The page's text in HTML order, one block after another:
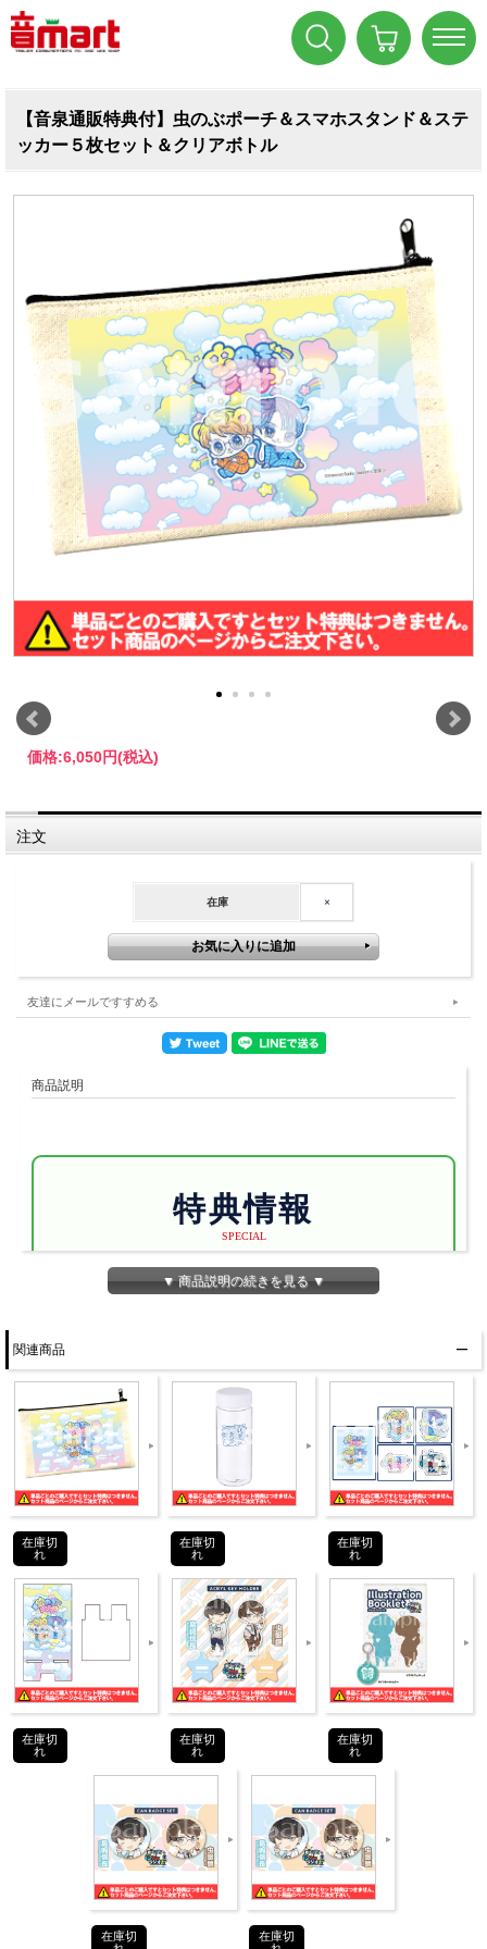
【音泉通販特典付】虫のぶポーチ＆スマホスタンド＆ステ
ッカー５枚セット＆クリアボトル
価格:6,050円(税込)
注文
在庫 ×
友達にメールですすめる
商品説明
特典情報
SPECIAL
【特典配布条件】
対象商品4点を同時
※一部缶バッジに
はパーソナリティ
お二人の直筆サイ
ンが入っておりま
す
・虫のぶラジオ
スマホスタンド
・虫のぶラジオ
ステッカー5枚セッ
ト
クリアボトル
商品紹介
INTRODUCTION
▼ 商品説明の続きを見る ▼
関連商品
在庫切
れ
在庫切
れ
在庫切
れ
在庫切
れ
在庫切
れ
在庫切
れ
在庫切
在庫切